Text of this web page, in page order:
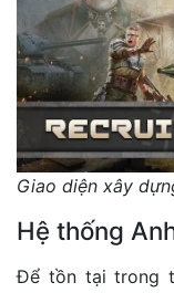
Giao diện xây
Hệ thống
Để tồn tại trong